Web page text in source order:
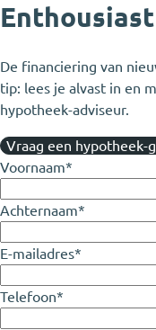
De financiering van
tip: lees je alvast in en
hypotheek-adviseur.
Vraag een hypotheek-
Voornaam*
Achternaam*
E-mailadres*
Telefoon*